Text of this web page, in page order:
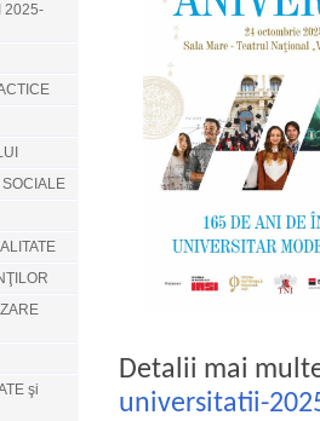
2025-
şi
Detalii mai
universitatii-